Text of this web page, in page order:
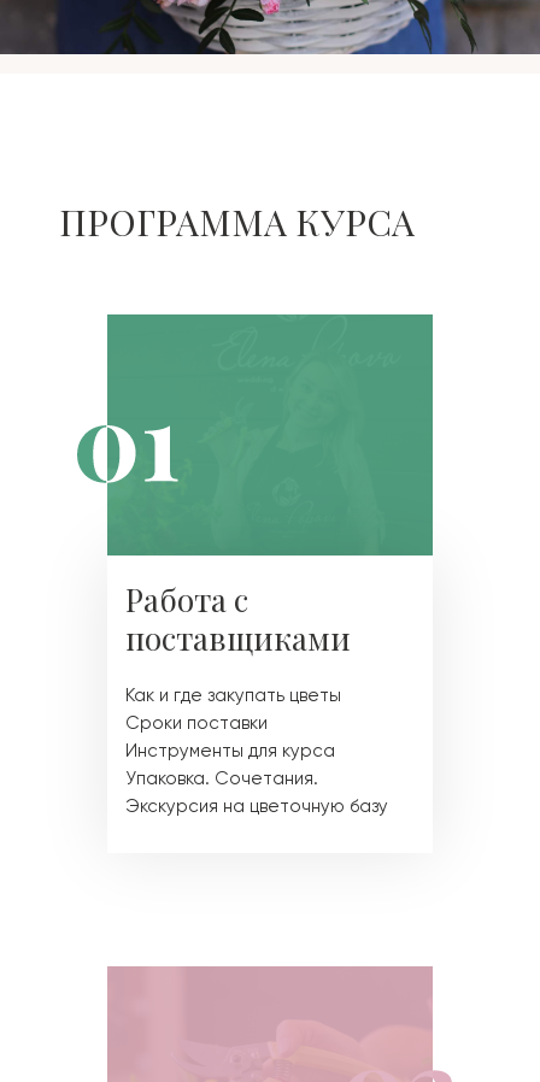
ПРОГРАММА КУРСА
Работа с
поставщиками
Как и где закупать цветы
Сроки поставки
Инструменты для курса
Упаковка. Сочетания.
Экскурсия на цветочную базу